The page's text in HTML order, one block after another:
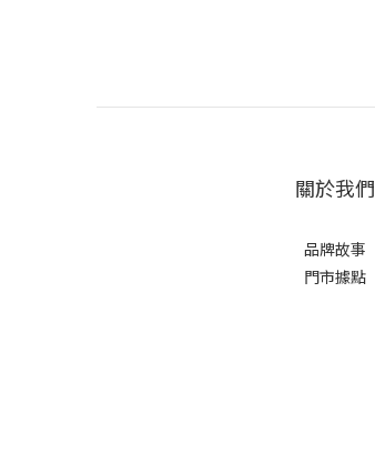
關於我們
品牌故事
門市據點